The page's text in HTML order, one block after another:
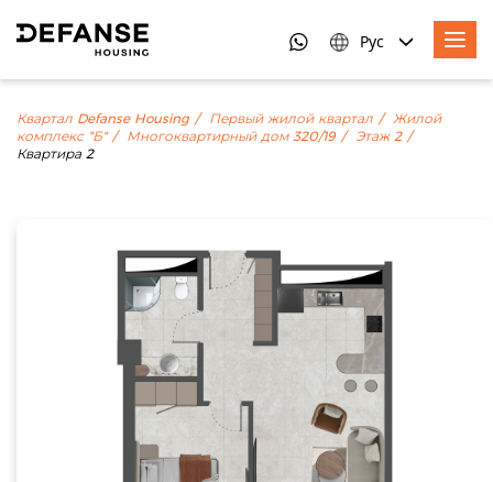
Рус
Квартал Defanse Housing Первый жилой квартал
Жилой
комплекс "Б"
Многоквартирный дом 320/19
Этаж 2
Квартира 2